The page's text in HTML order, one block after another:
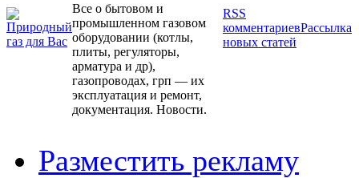
Все о бытовом и
промышленном газовом
оборудовании (котлы,
плиты, регуляторы,
арматура и др),
газопроводах, грп — их
эксплуатация и ремонт,
документация. Новости.
RSS
комментариевРассылка
новых статей
Разместить рекламу